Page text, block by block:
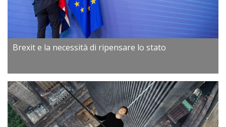
Brexit e la necessità di ripensare lo stato